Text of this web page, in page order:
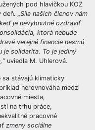
pod hlavičkou KOZ
deň. „Sila našich členov nám
je nevyhnutné ozdraviť
ktorá nebude
verejné financie nesmú
je solidarita. To je jediný
uviedla M. Uhlerová.
stávajú klimaticky
nerovnováha medzi
miesta,
na trhu práce,
pracovné
zmeny sociálne